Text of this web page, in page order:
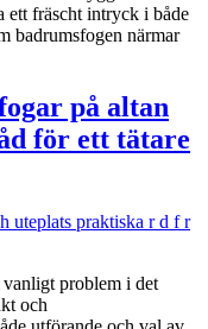
ett fräscht intryck i både
badrumsfogen närmar
på altan
för ett tätare
vanligt problem i det
och